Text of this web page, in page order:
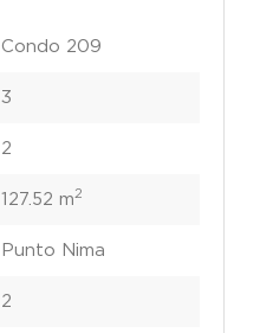
Condo 209
3
2
127.52 m2
Punto Nima
2